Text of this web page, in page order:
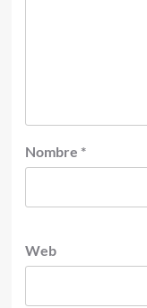
Nombre *
Web